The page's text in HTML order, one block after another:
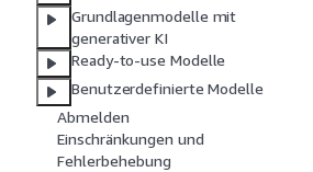
Grundlagenmodelle mit
generativer KI
Ready-to-use Modelle
Benutzerdefinierte Modelle
Abmelden
Einschränkungen und
Fehlerbehebung